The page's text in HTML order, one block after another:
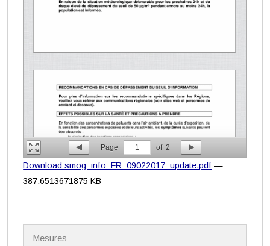
Page 1 of 2
Download smog_info_FR_09022017_update.pdf —
387.6513671875 KB
Mesures